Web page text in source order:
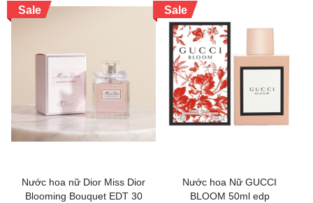
Sale
Nước hoa nữ Dior Miss Dior
Blooming Bouquet EDT 30
Sale
Nước hoa Nữ GUCCI
BLOOM 50ml edp